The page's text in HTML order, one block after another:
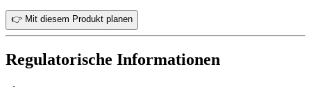
👉 Mit diesem Produkt planen
Regulatorische Informationen